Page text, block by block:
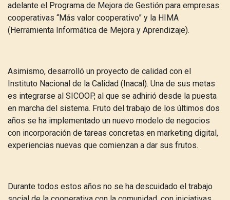
adelante el Programa de Mejora de Gestión para empresas
cooperativas “Más valor cooperativo” y la HIMA
(Herramienta Informática de Mejora y Aprendizaje).
Asimismo, desarrolló un proyecto de calidad con el
Instituto Nacional de la Calidad (Inacal). Una de sus metas
es integrarse al SICOOP, al que se adhirió desde la puesta
en marcha del sistema. Fruto del trabajo de los últimos dos
años se ha implementado un nuevo modelo de negocios
con incorporación de tareas concretas en marketing digital,
experiencias nuevas que comienzan a dar sus frutos.
Durante todos estos años no se ha descuidado el trabajo